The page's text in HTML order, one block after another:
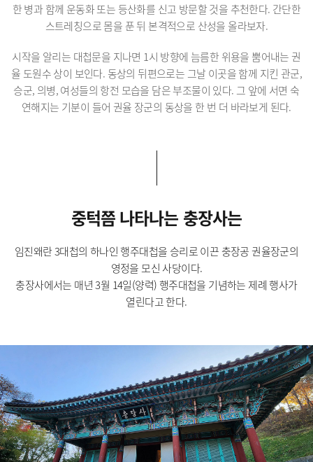
한 병과 함께 운동화 또는 등산화를 신고 방문할 것을 추천한다. 간단한
스트레칭으로 몸을 푼 뒤 본격적으로 산성을 올라보자.
시작을 알리는 대첩문을 지나면 1시 방향에 늠름한 위용을 뿜어내는 권
율 도원수 상이 보인다. 동상의 뒤편으로는 그날 이곳을 함께 지킨 관군,
승군, 의병, 여성들의 항전 모습을 담은 부조물이 있다. 그 앞에 서면 숙
연해지는 기분이 들어 권율 장군의 동상을 한 번 더 바라보게 된다.
중턱쯤 나타나는 충장사는
임진왜란 3대첩의 하나인 행주대첩을 승리로 이끈 충장공 권율장군의
영정을 모신 사당이다.
충장사에서는 매년 3월 14일(양력) 행주대첩을 기념하는 제례 행사가
열린다고 한다.